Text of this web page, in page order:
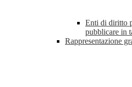
Enti di diritto
pubblicare in
Rappresentazione